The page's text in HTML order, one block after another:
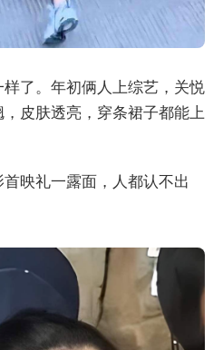
了。年初俩人上综艺，关悦
皮肤透亮，穿条裙子都能上
映礼一露面，人都认不出